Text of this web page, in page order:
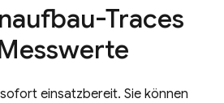
Traces
einsatzbereit. Sie können